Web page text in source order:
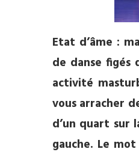
Etat d’âme :
de danse figés
activité
vous arracher
d’un quart sur
gauche. Le